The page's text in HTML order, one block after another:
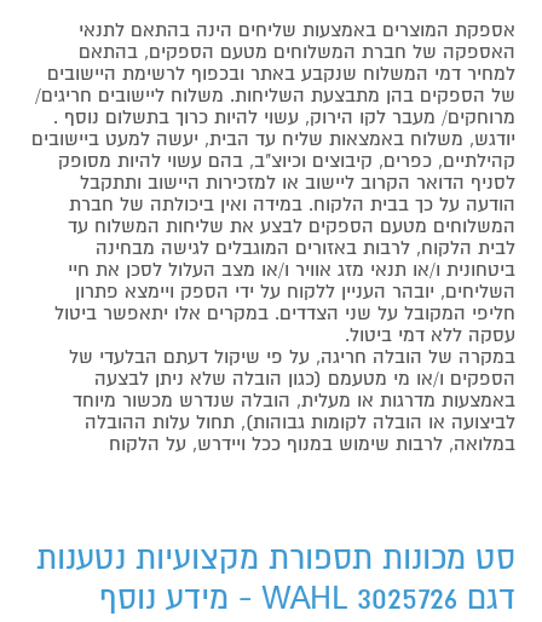
אספקת המוצרים באמצעות שליחים הינה בהתאם לתנאי
האספקה של חברת המשלוחים מטעם הספקים, בהתאם
למחיר דמי המשלוח שנקבע באתר ובכפוף לרשימת היישובים
של הספקים בהן מתבצעת השליחות. משלוח ליישובים חריגים/
מרוחקים/ מעבר לקו הירוק, עשוי להיות כרוך בתשלום נוסף .
יודגש, משלוח באמצאות שליח עד הבית, יעשה למעט ביישובים
קהילתיים, כפרים, קיבוצים וכיוצ"ב, בהם עשוי להיות מסופק
לסניף הדואר הקרוב ליישוב או למזכירות היישוב ותתקבל
הודעה על כך בבית הלקוח. במידה ואין ביכולתה של חברת
המשלוחים מטעם הספקים לבצע את שליחות המשלוח עד
לבית הלקוח, לרבות באזורים המוגבלים לגישה מבחינה
ביטחונית ו/או תנאי מזג אוויר ו/או מצב העלול לסכן את חיי
השליחים, יובהר העניין ללקוח על ידי הספק ויימצא פתרון
חליפי המקובל על שני הצדדים. במקרים אלו יתאפשר ביטול
עסקה ללא דמי ביטול.
במקרה של הובלה חריגה, על פי שיקול דעתם הבלעדי של
הספקים ו/או מי מטעמם (כגון הובלה שלא ניתן לבצעה
באמצעות מדרגות או מעלית, הובלה שנדרש מכשור מיוחד
לביצועה או הובלה לקומות גבוהות), תחול עלות ההובלה
במלואה, לרבות שימוש במנוף ככל ויידרש, על הלקוח
סט מכונות תספורת מקצועיות נטענות
דגם WAHL 3025726 - מידע נוסף